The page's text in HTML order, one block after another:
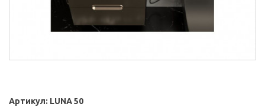
Артикул: LUNA 50